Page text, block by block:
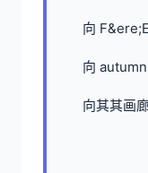
向
向
向其其画